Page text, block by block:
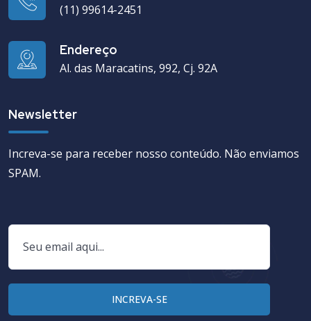
(11) 99614-2451
Endereço
Al. das Maracatins, 992, Cj. 92A
Newsletter
Increva-se para receber nosso conteúdo. Não enviamos
SPAM.